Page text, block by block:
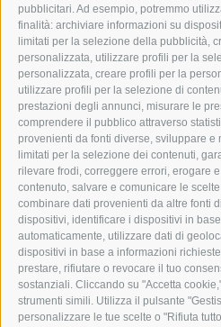
pubblicitari. Ad esempio, potremmo
finalità: archiviare informazioni su
limitati per la selezione della pubblicità,
personalizzata, utilizzare profili per la
personalizzata, creare profili per la
utilizzare profili per la selezione di
prestazioni degli annunci, misurare le
comprendere il pubblico attraverso
provenienti da fonti diverse, sviluppare
limitati per la selezione dei contenuti,
rilevare frodi, correggere errori, erogare
contenuto, salvare e comunicare le
combinare dati provenienti da altre fonti
dispositivi, identificare i dispositivi in
automaticamente, utilizzare dati di
dispositivi in base a informazioni
prestare, rifiutare o revocare il tuo
sostanziali. Cliccando su "Accetta
strumenti simili. Utilizza il pulsante
personalizzare le tue scelte o "Rifiuta
GRAFIK@DERERKER.IT
INFO@DERERKER.IT
ERKER
PUBBLICITÀ NELL’ERKER
PUBBLICITÀ ONLINE
ADDEBITO DIRETTO SEPA
REGOLAMENTO COMMENTI
ONLINE VOTING
SERVICE
EVENTI
ANNUNCI
LINK UTILI